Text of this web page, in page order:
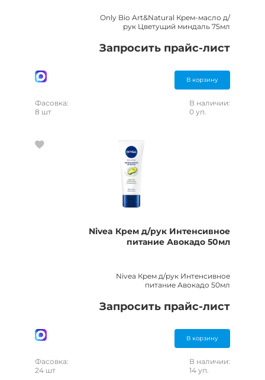
Only Bio Art&Natural Крем-масло д/
рук Цветущий миндаль 75мл
Запросить прайс-лист
В корзину
Фасовка:
8 шт
В наличии:
0 уп.
Nivea Крем д/рук Интенсивное
питание Авокадо 50мл
Nivea Крем д/рук Интенсивное
питание Авокадо 50мл
Запросить прайс-лист
В корзину
Фасовка:
24 шт
В наличии:
14 уп.